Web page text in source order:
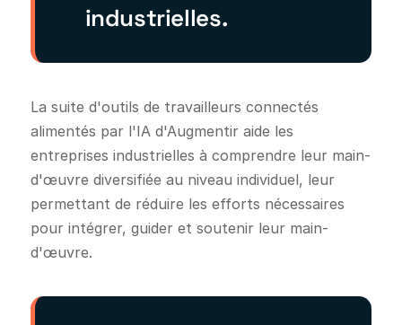
industrielles.
La suite d'outils de travailleurs connectés
alimentés par l'IA d'Augmentir aide les
entreprises industrielles à comprendre leur main-
d'œuvre diversifiée au niveau individuel, leur
permettant de réduire les efforts nécessaires
pour intégrer, guider et soutenir leur main-
d'œuvre.